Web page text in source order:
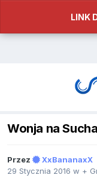
LINK
Wonja na
Przez
XxBananaxX
29 Stycznia 2016 w +